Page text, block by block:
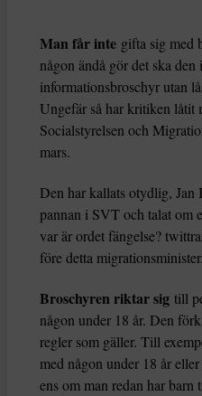
Man får inte gifta sig med
någon ändå gör det ska
informationsbroschyr utan
Ungefär så har kritiken låtit
Socialstyrelsen och
mars.
Den har kallats otydlig,
pannan i SVT och talat om
var är ordet fängelse?
före detta migrationsminister.
Broschyren riktar sig till
någon under 18 år. Den
regler som gäller. Till
med någon under 18 år
ens om man redan har